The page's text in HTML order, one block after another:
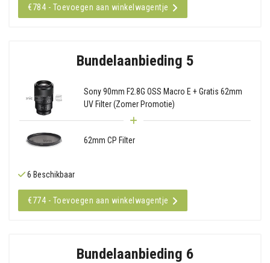
€784 - Toevoegen aan winkelwagentje
Bundelaanbieding 5
Sony 90mm F2.8G OSS Macro E + Gratis 62mm
UV Filter (Zomer Promotie)
62mm CP Filter
6 Beschikbaar
€774 - Toevoegen aan winkelwagentje
Bundelaanbieding 6